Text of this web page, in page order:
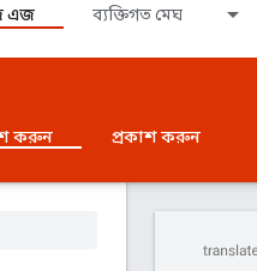
এজ ব্যক্তিগত মেঘ
করুন প্রকাশ করুন